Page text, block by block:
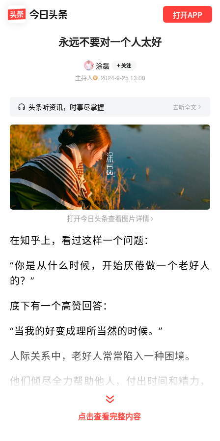
打开APP
永远不要对一个人太好
涂磊 关注
主持人
  2024-9-25 13:00
头条听资讯，时事尽掌握 去听全文
打开今日头条查看图片详情
在知乎上，看过这样一个问题：
“你是从什么时候，开始厌倦做一个老好人
的？”
底下有一个高赞回答：
“当我的好变成理所当然的时候。”
人际关系中，老好人常常陷入一种困境。
他们倾尽全力帮助他人，付出时间和精力，
却没有料到，收获的并非预想中的感恩，而
是接踵而来的麻烦。点击查看完整内容